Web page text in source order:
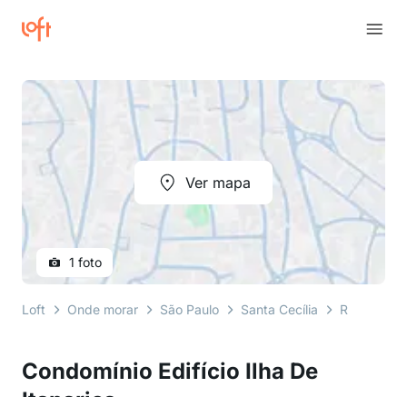
Condomínio Edifício Ilha De
Ver mapa
1 foto
Loft Onde morar São Paulo Santa Cecília Rua